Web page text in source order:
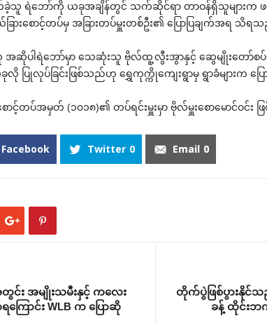
ခဲ့သူ ရဲ‌ဘော်ကို ယခုအချိန်တွင် သက်ဆိုင်ရာ တာဝန်ရှိသူများက ဖမ်း
ြား‌စောင့်တပ်မှ အခြားတပ်မှူးတစ်ဦး၏ ‌ပြောပြချက်အရ သိရ
အဆိုပါရဲ‌ဘော်မှာ ‌သေဆုံးသူ ဗိုလ်ထူ့လွီးအွာနှင့် ‌ဆွေမျိုး‌တော်စပ်သူ
ြုလုပ်ခြင်းဖြစ်သည်ဟု ‌ရွှေကုက္ကို‌ကျေးရွာမှ ရွာခံများက ‌ပြ
ောင့်တပ်အမှတ် (၁၀၁၈)၏ တပ်ရင်းမှူးမှာ ဗိုလ်မှူး‌စော‌မောင်ဝင်း
Facebook Twitter 0 Email 0
င်း အမျိုးသမီးနှင့် က‌လေး
ရ‌ကြောင်း WLB က ‌ပြောဆို
တိုက်ပွဲဖြစ်ပွားနို
ခန့် ထိုင်းဘ